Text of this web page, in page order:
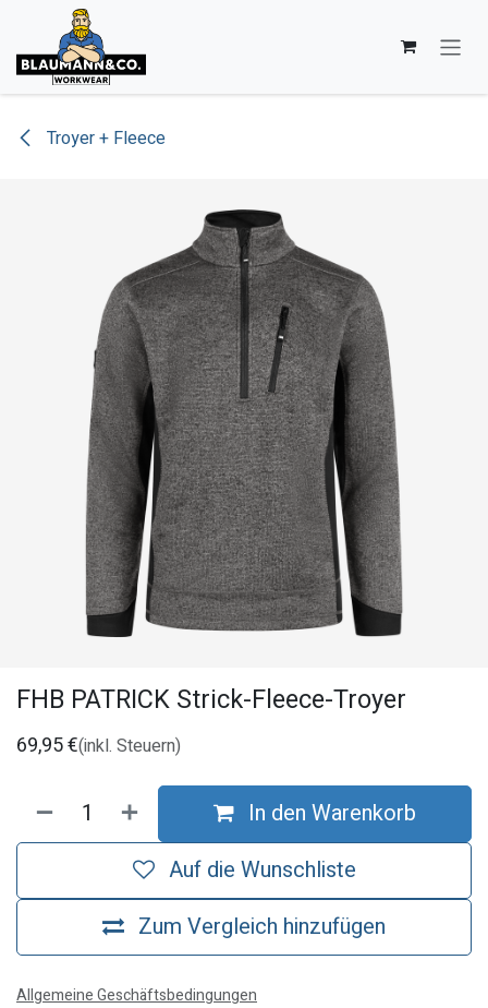
Zum Inhalt springen
Troyer + Fleece
FHB PATRICK Strick-Fleece-Troyer
69,95€(inkl. Steuern)
In den Warenkorb
Zum Vergleich hinzufügen
Auf die Wunschliste
Allgemeine Geschäftsbedingungen